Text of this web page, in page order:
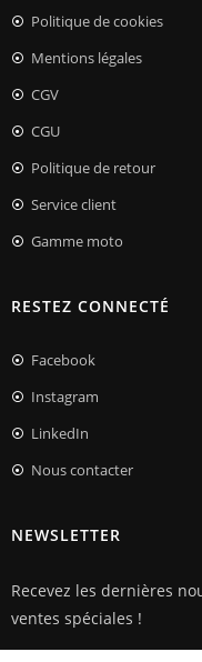
Politique de cookies
Mentions légales
CGV
CGU
Politique de retour
Service client
Gamme moto
RESTEZ CONNECTÉ
Facebook
Instagram
LinkedIn
Nous contacter
NEWSLETTER
Recevez les dernières
ventes spéciales !